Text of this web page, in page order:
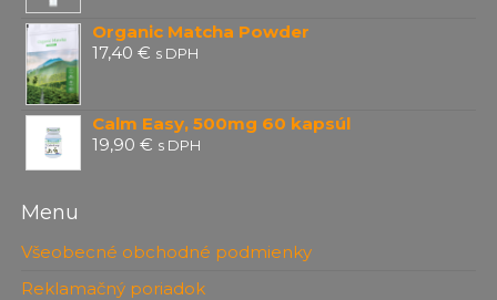
Organic Matcha Powder
17,40€ s DPH
Calm Easy, 500mg 60 kapsúl
19,90€ s DPH
Menu
Všeobecné obchodné podmienky
Reklamačný poriadok